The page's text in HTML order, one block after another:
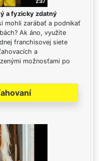
a fyzicky zdatný
mohli zarábať a podnikať
Ak áno, využite
franchisovej siete
a
možnosťami po